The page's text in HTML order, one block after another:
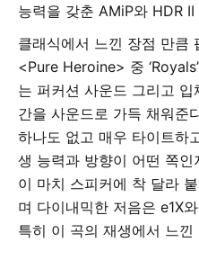
능력을 갖춘 AMiP와 HDR
클래식에서 느낀 장점 만큼
<Pure Heroine> 중
는 퍼커션 사운드 그리고
간을 사운드로 가득 채워준
하나도 없고 매우 타이트하
생 능력과 방향이 어떤 쪽
이 마치 스피커에 착 달라
며 다이내믹한 저음은 e1X
특히 이 곡의 재생에서 느